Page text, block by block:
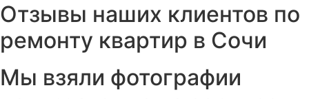
Отзывы наших клиентов по
ремонту квартир в Сочи
Мы взяли фотографии